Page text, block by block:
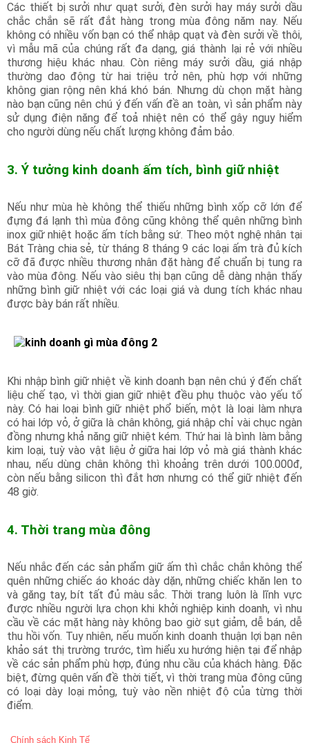
Các thiết bị sưởi như quạt sưởi, đèn sưởi hay máy sưởi dầu
chắc chắn sẽ rất đắt hàng trong mùa đông năm nay. Nếu
không có nhiều vốn bạn có thể nhập quạt và đèn sưởi về thôi,
vì mẫu mã của chúng rất đa dạng, giá thành lại rẻ với nhiều
thương hiệu khác nhau. Còn riêng máy sưởi dầu, giá nhập
thường dao động từ hai triệu trở nên, phù hợp với những
không gian rộng nên khá khó bán. Nhưng dù chọn mặt hàng
nào bạn cũng nên chú ý đến vấn đề an toàn, vì sản phẩm này
sử dụng điện năng để toả nhiệt nên có thể gây nguy hiểm
cho người dùng nếu chất lượng không đảm bảo.
3. Ý tưởng kinh doanh ấm tích, bình giữ nhiệt
Nếu như mùa hè không thể thiếu những bình xốp cỡ lớn để
đựng đá lạnh thì mùa đông cũng không thể quên những bình
inox giữ nhiệt hoặc ấm tích bằng sứ. Theo một nghệ nhân tại
Bát Tràng chia sẻ, từ tháng 8 tháng 9 các loại ấm trà đủ kích
cỡ đã được nhiều thương nhân đặt hàng để chuẩn bị tung ra
vào mùa đông. Nếu vào siêu thị bạn cũng dễ dàng nhận thấy
những bình giữ nhiệt với các loại giá và dung tích khác nhau
được bày bán rất nhiều.
Khi nhập bình giữ nhiệt về kinh doanh bạn nên chú ý đến chất
liệu chế tạo, vì thời gian giữ nhiệt đều phụ thuộc vào yếu tố
này. Có hai loại bình giữ nhiệt phổ biến, một là loại làm nhựa
có hai lớp vỏ, ở giữa là chân không, giá nhập chỉ vài chục ngàn
đồng nhưng khả năng giữ nhiệt kém. Thứ hai là bình làm bằng
kim loại, tuỳ vào vật liệu ở giữa hai lớp vỏ mà giá thành khác
nhau, nếu dùng chân không thì khoảng trên dưới 100.000đ,
còn nếu bằng silicon thì đắt hơn nhưng có thể giữ nhiệt đến
48 giờ.
4. Thời trang mùa đông
Nếu nhắc đến các sản phẩm giữ ấm thì chắc chắn không thể
quên những chiếc áo khoác dày dặn, những chiếc khăn len to
và găng tay, bít tất đủ màu sắc. Thời trang luôn là lĩnh vực
được nhiều người lựa chọn khi khởi nghiệp kinh doanh, vì nhu
cầu về các mặt hàng này không bao giờ sụt giảm, dễ bán, dễ
thu hồi vốn. Tuy nhiên, nếu muốn kinh doanh thuận lợi bạn nên
khảo sát thị trường trước, tìm hiểu xu hướng hiện tại để nhập
về các sản phẩm phù hợp, đúng nhu cầu của khách hàng. Đặc
biệt, đừng quên vấn đề thời tiết, vì thời trang mùa đông cũng
có loại dày loại mỏng, tuỳ vào nền nhiệt độ của từng thời
điểm.
Chính sách Kinh Tế